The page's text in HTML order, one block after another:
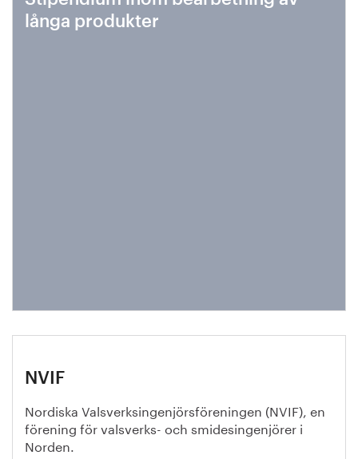
långa produkter
NVIF
Nordiska Valsverksingenjörsföreningen (NVIF), en
förening för valsverks- och smidesingenjörer i
Norden.